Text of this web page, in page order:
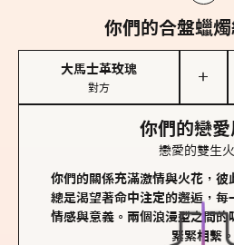
你們的合盤蠟
大馬士革玫瑰
對方
＋
你們的戀愛
戀愛的雙生
你們的關係充滿激情與火花，彼
總是渴望著命中注定的邂逅，每
情感與意義。兩個浪漫型之間的
緊緊相繫。